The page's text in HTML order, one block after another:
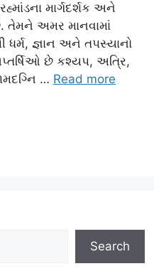
માર્ગદર્શક અને
તેમને અમર માનવામાં
જ્ઞાન અને તપસ્યાનો
છે કશ્યપ, અત્રિ,
… Read more
Search